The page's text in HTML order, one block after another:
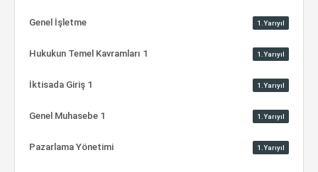
Genel İşletme 1.Yarıyıl
Hukukun Temel Kavramları 1 1.Yarıyıl
İktisada Giriş 1 1.Yarıyıl
Genel Muhasebe 1 1.Yarıyıl
Pazarlama Yönetimi 1.Yarıyıl